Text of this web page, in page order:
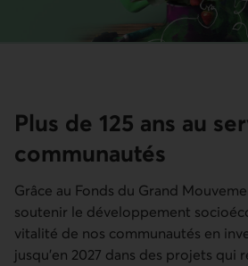
Plus de 125 ans au
communautés
Grâce au Fonds du Grand
soutenir le développement
vitalité de nos communautés en
jusqu'en 2027 dans des projets qui